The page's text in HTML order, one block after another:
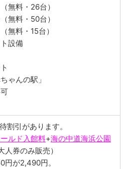
無料・26台）
無料・50台）
無料・15台）
設備
ゃんの駅」
割引があります。
ルド入館料+海の中道海浜公園
人券のみ販売）
が2,490円。